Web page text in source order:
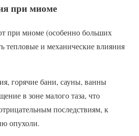
при миоме
при миоме (особенно больших
тепловые и механические влияния
горячие бани, сауны, ванны
в зоне малого таза, что
последствиям, к
опухоли.